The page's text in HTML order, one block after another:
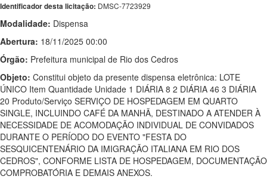
Identificador desta licitação: DMSC-7723929
Modalidade: Dispensa
Abertura: 18/11/2025 00:00
Órgão: Prefeitura municipal de Rio dos Cedros
Objeto: Constitui objeto da presente dispensa eletrônica: LOTE
ÚNICO Item Quantidade Unidade 1 DIÁRIA 8 2 DIÁRIA 46 3 DIÁRIA
20 Produto/Serviço SERVIÇO DE HOSPEDAGEM EM QUARTO
SINGLE, INCLUINDO CAFÉ DA MANHÃ, DESTINADO A ATENDER À
NECESSIDADE DE ACOMODAÇÃO INDIVIDUAL DE CONVIDADOS
DURANTE O PERÍODO DO EVENTO "FESTA DO
SESQUICENTENÁRIO DA IMIGRAÇÃO ITALIANA EM RIO DOS
CEDROS", CONFORME LISTA DE HOSPEDAGEM, DOCUMENTAÇÃO
COMPROBATÓRIA E DEMAIS ANEXOS.